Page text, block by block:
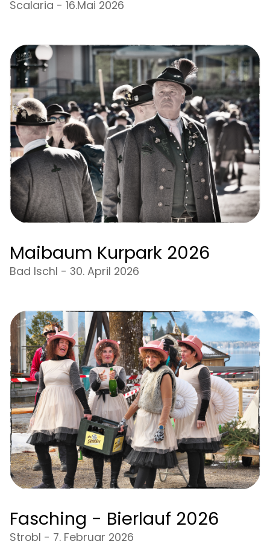
Scalaria - 16.Mai 2026
Maibaum Kurpark 2026
Bad Ischl - 30. April 2026
Fasching - Bierlauf 2026
Strobl - 7. Februar 2026